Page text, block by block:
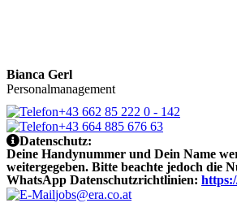
Bianca Gerl
Personalmanagement
+43 662 85 222 0 - 142
+43 664 885 676 63
Datenschutz:
Deine Handynummer und Dein Name
weitergegeben. Bitte beachte jedoch die
WhatsApp Datenschutzrichtlinien:
jobs@era.co.at